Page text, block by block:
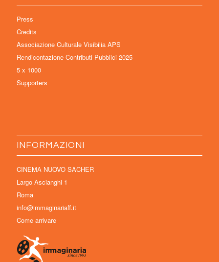
Press
Credits
Associazione Culturale Visibilia APS
Rendicontazione Contributi Pubblici 2025
5 x 1000
Supporters
INFORMAZIONI
CINEMA NUOVO SACHER
Largo Ascianghi 1
Roma
info@immaginariaff.it
Come arrivare